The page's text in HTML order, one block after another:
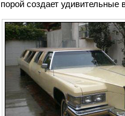
порой создает удивительные